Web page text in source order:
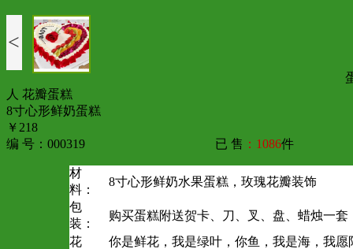
<
人 花瓣蛋糕
8寸心形鲜奶蛋糕
￥218
编 号：000319
已 售 ：1086件
材
料：
8寸心形鲜奶水果蛋糕，玫瑰花瓣装饰
包
装：
购买蛋糕附送贺卡、刀、叉、盘、蜡烛一套
花
你是鲜花，我是绿叶，你鱼，我是海，我愿